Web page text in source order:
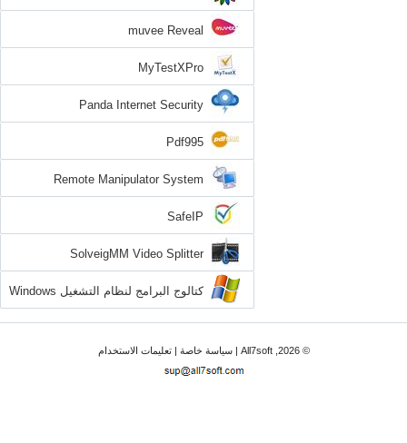
muvee Reveal
MyTestXPro
Panda Internet Security
Pdf995
Remote Manipulator System
SafeIP
SolveigMM Video Splitter
كتالوج البرامج لنظام التشغيل Windows
7
© 2026, All7soft | سياسة خاصة|تعليمات الاستخدام